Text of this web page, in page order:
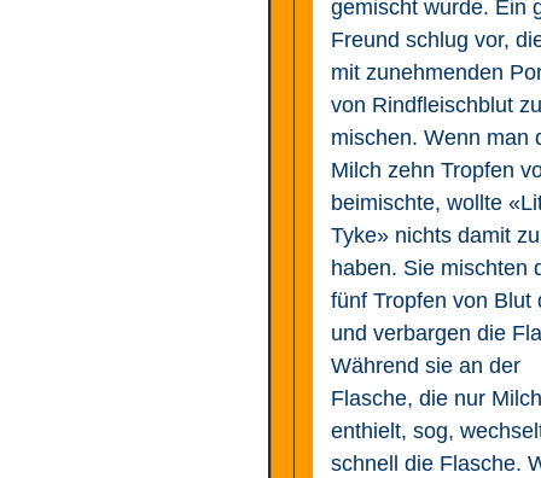
gemischt wurde. Ein
Freund schlug vor,
mit zunehmenden
von Rindfleischblut zu
mischen. Wenn man
Milch zehn Tropfen
beimischte, wollte
Tyke» nichts damit
haben. Sie mischten
fünf Tropfen von Blut
und verbargen die
Während sie an der
Flasche, die nur Milch
enthielt, sog,
schnell die Flasche.